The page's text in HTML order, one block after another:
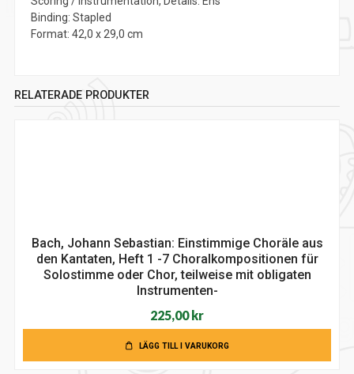
Binding: Stapled
Format: 42,0 x 29,0 cm
RELATERADE PRODUKTER
Bach, Johann Sebastian: Einstimmige Choräle aus
den Kantaten, Heft 1 -7 Choralkompositionen für
Solostimme oder Chor, teilweise mit obligaten
Instrumenten-
225,00kr
LÄGG TILL I VARUKORG